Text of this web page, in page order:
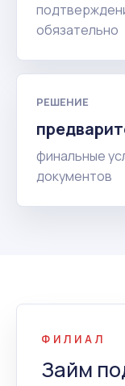
обязательно
РЕШЕНИЕ
финальные
документов
ФИЛИАЛ
Займ